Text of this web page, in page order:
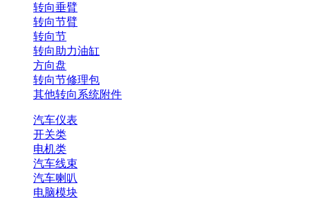
转向垂臂
转向节臂
转向节
转向助力油缸
方向盘
转向节修理包
其他转向系统附件
汽车仪表
开关类
电机类
汽车线束
汽车喇叭
电脑模块